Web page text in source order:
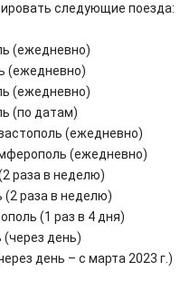
следующие поезда:
(ежедневно)
(ежедневно)
(ежедневно)
(по датам)
(ежедневно)
(ежедневно)
раза в неделю)
раза в неделю)
(1 раз в 4 дня)
день)
день – с марта 2023 г.)